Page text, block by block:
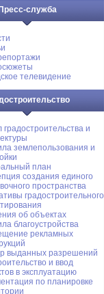
Пресс-служба
телевидение
градостроительства и
землепользования и
план
создания единого
пространства
градостроительного
об объектах
благоустройства
рекламных
выданных разрешений
и ввод
в эксплуатацию
по планировке